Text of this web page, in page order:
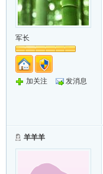
军长
加关注 发消息
羊羊羊